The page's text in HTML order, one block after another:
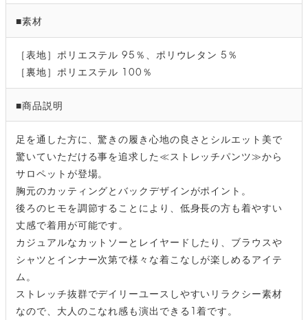
■素材
［表地］ポリエステル 95％、ポリウレタン 5％
［裏地］ポリエステル 100％
■商品説明
足を通した方に、驚きの履き心地の良さとシルエット美で
驚いていただける事を追求した≪ストレッチパンツ≫から
サロペットが登場。
胸元のカッティングとバックデザインがポイント。
後ろのヒモを調節することにより、低身長の方も着やすい
丈感で着用が可能です。
カジュアルなカットソーとレイヤードしたり、ブラウスや
シャツとインナー次第で様々な着こなしが楽しめるアイテ
ム。
ストレッチ抜群でデイリーユースしやすいリラクシー素材
なので、大人のこなれ感も演出できる1着です。